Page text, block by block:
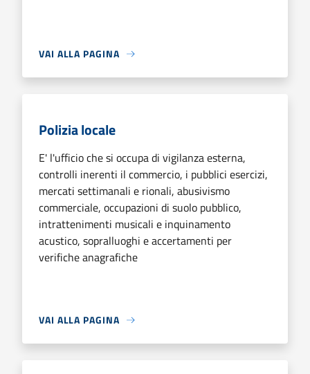
VAI ALLA PAGINA
Polizia locale
E' l'ufficio che si occupa di vigilanza esterna,
controlli inerenti il commercio, i pubblici esercizi,
mercati settimanali e rionali, abusivismo
commerciale, occupazioni di suolo pubblico,
intrattenimenti musicali e inquinamento
acustico, sopralluoghi e accertamenti per
verifiche anagrafiche
VAI ALLA PAGINA